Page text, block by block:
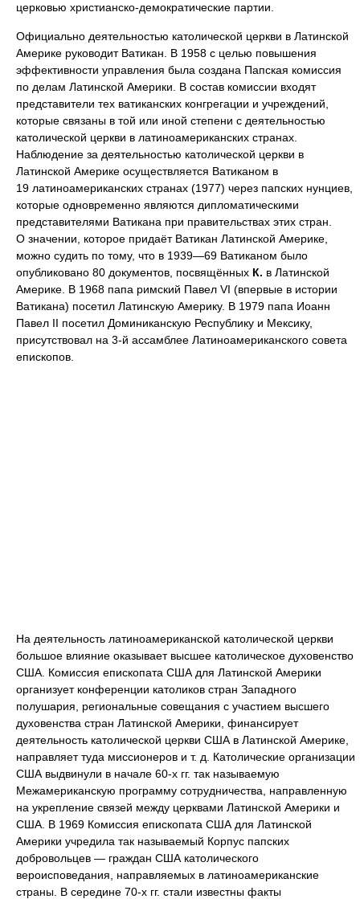
церковью христианско-демократические партии.
Официально деятельностью католической церкви в Латинской
Америке руководит Ватикан. В 1958 с целью повышения
эффективности управления была создана Папская комиссия
по делам Латинской Америки. В состав комиссии входят
представители тех ватиканских конгрегации и учреждений,
которые связаны в той или иной степени с деятельностью
католической церкви в латиноамериканских странах.
Наблюдение за деятельностью католической церкви в
Латинской Америке осуществляется Ватиканом в
19 латиноамериканских странах (1977) через папских нунциев,
которые одновременно являются дипломатическими
представителями Ватикана при правительствах этих стран.
О значении, которое придаёт Ватикан Латинской Америке,
можно судить по тому, что в 1939—69 Ватиканом было
опубликовано 80 документов, посвящённых К. в Латинской
Америке. В 1968 папа римский Павел VI (впервые в истории
Ватикана) посетил Латинскую Америку. В 1979 папа Иоанн
Павел II посетил Доминиканскую Республику и Мексику,
присутствовал на 3-й ассамблее Латиноамериканского совета
епископов.
На деятельность латиноамериканской католической церкви
большое влияние оказывает высшее католическое духовенство
США. Комиссия епископата США для Латинской Америки
организует конференции католиков стран Западного
полушария, региональные совещания с участием высшего
духовенства стран Латинской Америки, финансирует
деятельность католической церкви США в Латинской Америке,
направляет туда миссионеров и т. д. Католические организации
США выдвинули в начале 60-х гг. так называемую
Межамериканскую программу сотрудничества, направленную
на укрепление связей между церквами Латинской Америки и
США. В 1969 Комиссия епископата США для Латинской
Америки учредила так называемый Корпус папских
добровольцев — граждан США католического
вероисповедания, направляемых в латиноамериканские
страны. В середине 70-х гг. стали известны факты